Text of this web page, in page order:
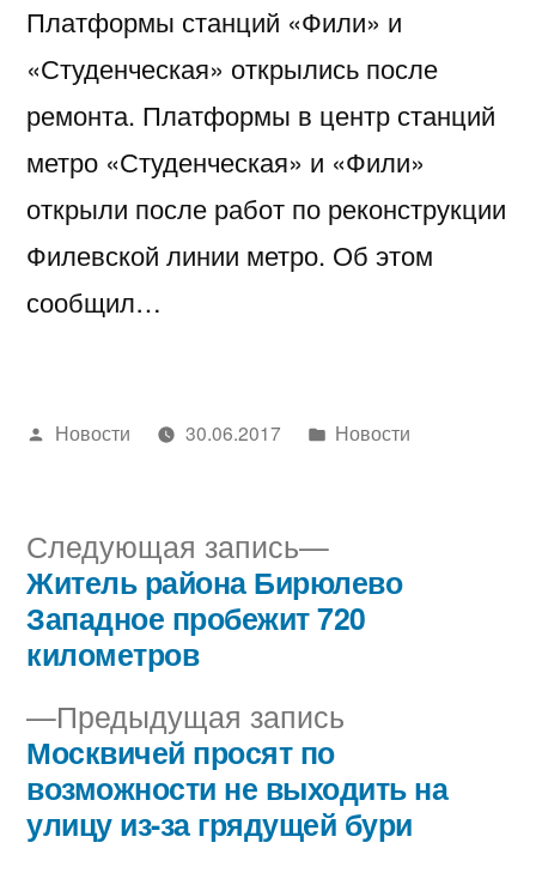
Платформы станций «Фили» и
«Студенческая» открылись после
ремонта. Платформы в центр станций
метро «Студенческая» и «Фили»
открыли после работ по реконструкции
Филевской линии метро. Об этом
сообщил…
Написано
Новости 30.06.2017
Написано
Новости
Навигация
по
записям
Предыдущая запись
Москвичей просят по
возможности не выходить на
улицу из-за грядущей бури
Следующая запись
Следующая
запись:
Житель района Бирюлево
Западное пробежит 720
километров